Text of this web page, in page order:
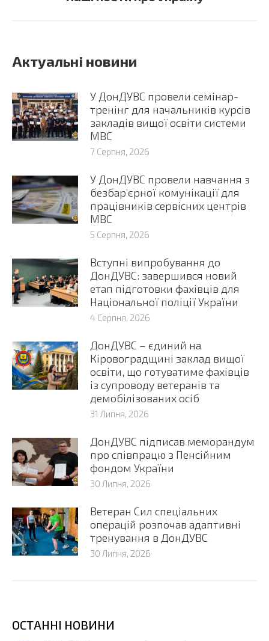
post:
Актуальні новини
У ДонДУВС провели семінар-
тренінг для начальників курсів
закладів вищої освіти системи
МВС
7 Серпня, 2026
У ДонДУВС провели навчання з
безбар’єрної комунікації для
працівників сервісних центрів
МВС
5 Серпня, 2026
Вступні випробування до
ДонДУВС: завершився новий
етап підготовки фахівців для
Національної поліції України
4 Серпня, 2026
ДонДУВС – єдиний на
Кіровоградщині заклад вищої
освіти, що готуватиме фахівців
із супроводу ветеранів та
демобілізованих осіб
31 Липня, 2026
ДонДУВС підписав меморандум
про співпрацю з Пенсійним
фондом України
30 Липня, 2026
Ветеран Сил спеціальних
операцій розпочав адаптивні
тренування в ДонДУВС
30 Липня, 2026
ОСТАННІ НОВИНИ